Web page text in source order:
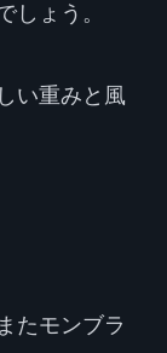
しょう。
い重みと風
たモンブラ